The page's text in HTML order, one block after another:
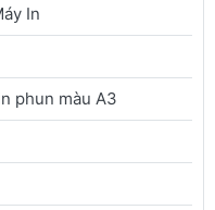
In
phun màu A3